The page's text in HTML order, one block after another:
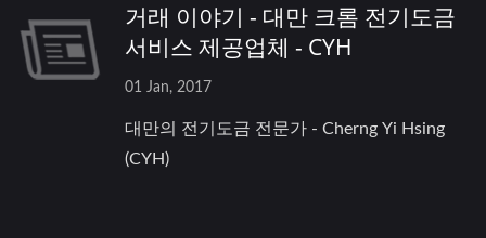
거래 이야기 - 대만 크롬 전기도금
서비스 제공업체 - CYH
01 Jan, 2017
대만의 전기도금 전문가 - Cherng Yi Hsing
(CYH)